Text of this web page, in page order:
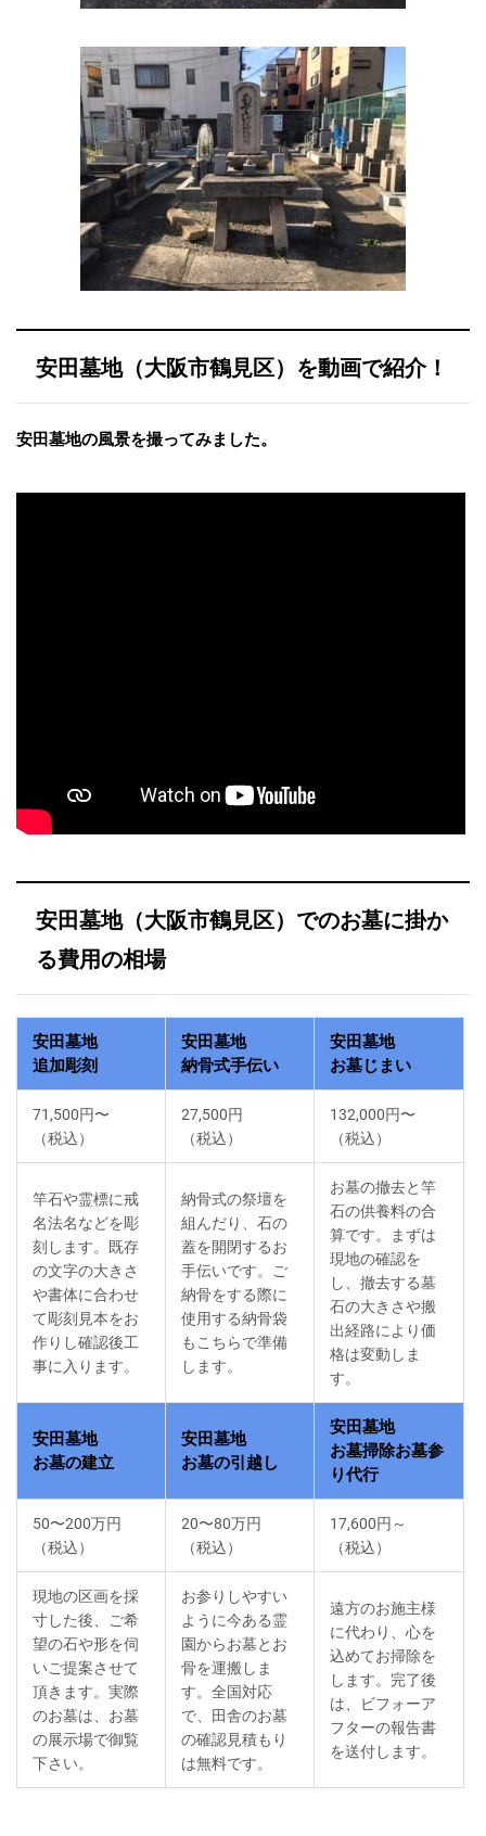
安田墓地（大阪市鶴見区）を動画で紹介！
安田墓地の風景を撮ってみました。
安田墓地（大阪市鶴見区）でのお墓に掛か
る費用の相場
安田墓地
追加彫刻
安田墓地
納骨式手伝い
安田墓地
お墓じまい
71,500円〜
（税込）
27,500円
（税込）
132,000円〜
（税込）
竿石や霊標に戒
名法名などを彫
刻します。既存
の文字の大きさ
や書体に合わせ
て彫刻見本をお
作りし確認後工
事に入ります。
納骨式の祭壇を
組んだり、石の
蓋を開閉するお
手伝いです。ご
納骨をする際に
使用する納骨袋
もこちらで準備
します。
お墓の撤去と竿
石の供養料の合
算です。まずは
現地の確認を
し、撤去する墓
石の大きさや搬
出経路により価
格は変動しま
す。
安田墓地
お墓の建立
安田墓地
お墓の引越し
安田墓地
お墓掃除お墓参
り代行
50〜200万円
（税込）
20〜80万円
（税込）
17,600円～
（税込）
現地の区画を採
寸した後、ご希
望の石や形を伺
いご提案させて
頂きます。実際
のお墓は、お墓
の展示場で御覧
下さい。
お参りしやすい
ように今ある霊
園からお墓とお
骨を運搬しま
す。全国対応
で、田舎のお墓
の確認見積もり
は無料です。
遠方のお施主様
に代わり、心を
込めてお掃除を
します。完了後
は、ビフォーア
フターの報告書
を送付します。